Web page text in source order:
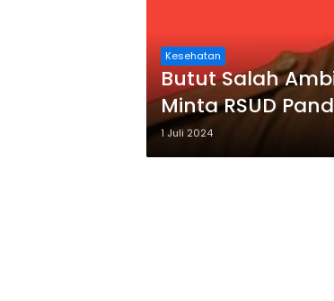
Kesehatan
Butut Salah
Minta RSUD
1 Juli 2024